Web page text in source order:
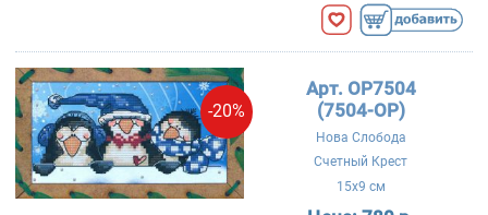
-20%
Арт. OP7504
(7504-OP)
Нова Слобода
Счетный Крест
15x9 см